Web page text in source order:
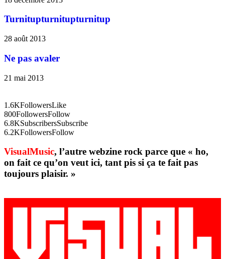
Turnitupturnitupturnitup
28 août 2013
Ne pas avaler
21 mai 2013
1.6KFollowersLike
800FollowersFollow
6.8KSubscribersSubscribe
6.2KFollowersFollow
VisualMusic, l’autre webzine rock parce que « ho,
on fait ce qu’on veut ici, tant pis si ça te fait pas
toujours plaisir. »